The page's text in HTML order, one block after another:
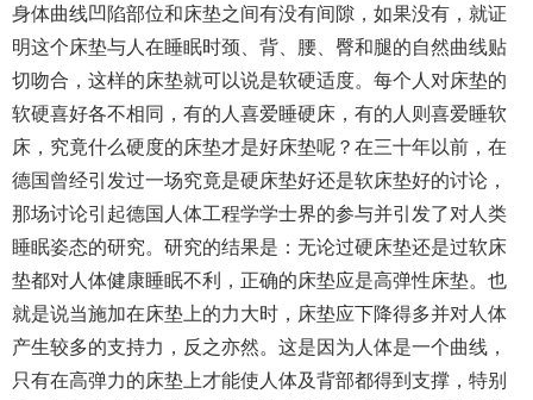
身体曲线凹陷部位和床垫之间有没有间隙，如果没有，就证
明这个床垫与人在睡眠时颈、背、腰、臀和腿的自然曲线贴
切吻合，这样的床垫就可以说是软硬适度。每个人对床垫的
软硬喜好各不相同，有的人喜爱睡硬床，有的人则喜爱睡软
床，究竟什么硬度的床垫才是好床垫呢？在三十年以前，在
德国曾经引发过一场究竟是硬床垫好还是软床垫好的讨论，
那场讨论引起德国人体工程学学士界的参与并引发了对人类
睡眠姿态的研究。研究的结果是：无论过硬床垫还是过软床
垫都对人体健康睡眠不利，正确的床垫应是高弹性床垫。也
就是说当施加在床垫上的力大时，床垫应下降得多并对人体
产生较多的支持力，反之亦然。这是因为人体是一个曲线，
只有在高弹力的床垫上才能使人体及背部都得到支撑，特别